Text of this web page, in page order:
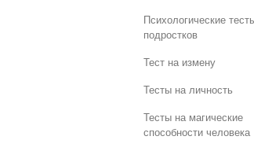
Психологические
подростков
Тест на измену
Тесты на личность
Тесты на магические
способности человека